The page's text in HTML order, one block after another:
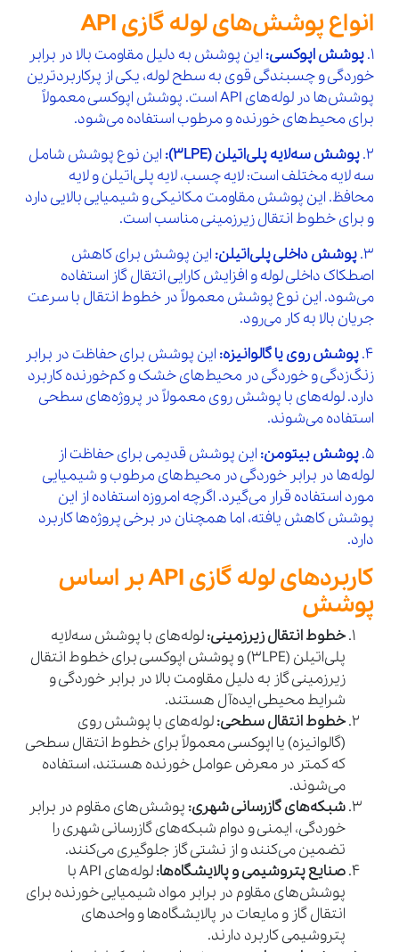
انواع پوشش‌های لوله گازی API
1. پوشش اپوکسی: این پوشش به دلیل مقاومت بالا در برابر
خوردگی و چسبندگی قوی به سطح لوله، یکی از پرکاربردترین
پوشش‌ها در لوله‌های API است. پوشش اپوکسی معمولاً
برای محیط‌های خورنده و مرطوب استفاده می‌شود.
2. پوشش سه‌لایه پلی‌اتیلن (3LPE):
این نوع پوشش شامل
سه لایه مختلف است: لایه چسب، لایه پلی‌اتیلن و لایه
محافظ. این پوشش مقاومت مکانیکی و شیمیایی بالایی دارد
و برای خطوط انتقال زیرزمینی مناسب است.
3. پوشش داخلی پلی‌اتیلن: این پوشش برای کاهش
اصطکاک داخلی لوله و افزایش کارایی انتقال گاز استفاده
می‌شود. این نوع پوشش معمولاً در خطوط انتقال با سرعت
جریان بالا به کار می‌رود.
4. پوشش روی یا گالوانیزه: این پوشش برای حفاظت در برابر
زنگ‌زدگی و خوردگی در محیط‌های خشک و کم‌خورنده کاربرد
دارد. لوله‌های با پوشش روی معمولاً در پروژه‌های سطحی
استفاده می‌شوند.
5. پوشش بیتومن: این پوشش قدیمی برای حفاظت از
لوله‌ها در برابر خوردگی در محیط‌های مرطوب و شیمیایی
مورد استفاده قرار می‌گیرد. اگرچه امروزه استفاده از این
پوشش کاهش یافته، اما همچنان در برخی پروژه‌ها کاربرد
دارد.
کاربردهای لوله گازی API بر اساس
پوشش
خطوط انتقال زیرزمینی:لوله‌های با پوشش سه‌لایه
پلی‌اتیلن (3LPE) و پوشش اپوکسی برای خطوط انتقال
زیرزمینی گاز به دلیل مقاومت بالا در برابر خوردگی و
شرایط محیطی ایده‌آل هستند.
خطوط انتقال سطحی:لوله‌های با پوشش روی
(گالوانیزه) یا اپوکسی معمولاً برای خطوط انتقال سطحی
که کمتر در معرض عوامل خورنده هستند، استفاده
می‌شوند.
شبکه‌های گازرسانی شهری: پوشش‌های مقاوم در برابر
خوردگی، ایمنی و دوام شبکه‌های گازرسانی شهری را
تضمین می‌کنند و از نشتی گاز جلوگیری می‌کنند.
صنایع پتروشیمی و پالایشگاه‌ها:
لوله‌های API با
پوشش‌های مقاوم در برابر مواد شیمیایی خورنده برای
انتقال گاز و مایعات در پالایشگاه‌ها و واحدهای
پتروشیمی کاربرد دارند.